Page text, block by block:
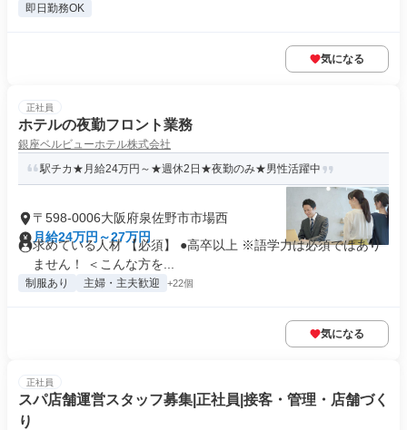
即日勤務OK
気になる
正社員
ホテルの夜勤フロント業務
銀座ベルビューホテル株式会社
駅チカ★月給24万円～★週休2日★夜勤のみ★男性活躍中
〒598-0006大阪府泉佐野市市場西
月給24万円～27万円
求めている人材 【必須】 ●高卒以上 ※語学力は必須ではあり
ません！ ＜こんな方を...
制服あり 主婦・主夫歓迎 +22個
気になる
正社員
スパ店舗運営スタッフ募集|正社員|接客・管理・店舗づく
り